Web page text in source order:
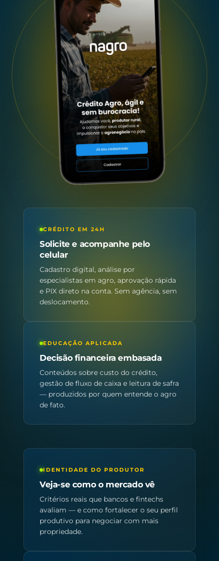
CRÉDITO EM 24H
Solicite e acompanhe pelo
celular
Cadastro digital, análise por
especialistas em agro, aprovação rápida
e PIX direto na conta. Sem agência, sem
deslocamento.
EDUCAÇÃO APLICADA
Decisão financeira embasada
Conteúdos sobre custo do crédito,
gestão de fluxo de caixa e leitura de safra
— produzidos por quem entende o agro
de fato.
IDENTIDADE DO PRODUTOR
Veja-se como o mercado vê
Critérios reais que bancos e fintechs
avaliam — e como fortalecer o seu perfil
produtivo para negociar com mais
propriedade.